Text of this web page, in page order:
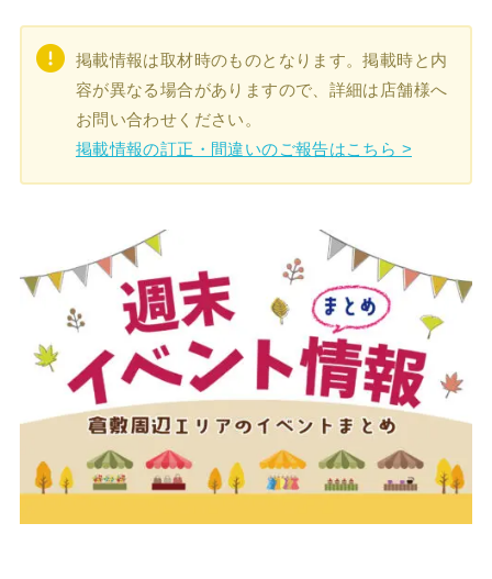
掲載情報は取材時のものとなります。掲載時と内
容が異なる場合がありますので、詳細は店舗様へ
お問い合わせください。
掲載情報の訂正・間違いのご報告はこちら >